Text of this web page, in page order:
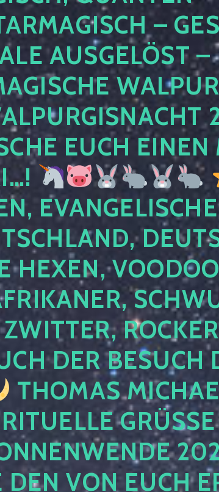
–
AUSGELÖST –
EUCH EINEN
HEXEN,
DER BESUCH
THOMAS
GRÜSSE
DEN VON EUCH